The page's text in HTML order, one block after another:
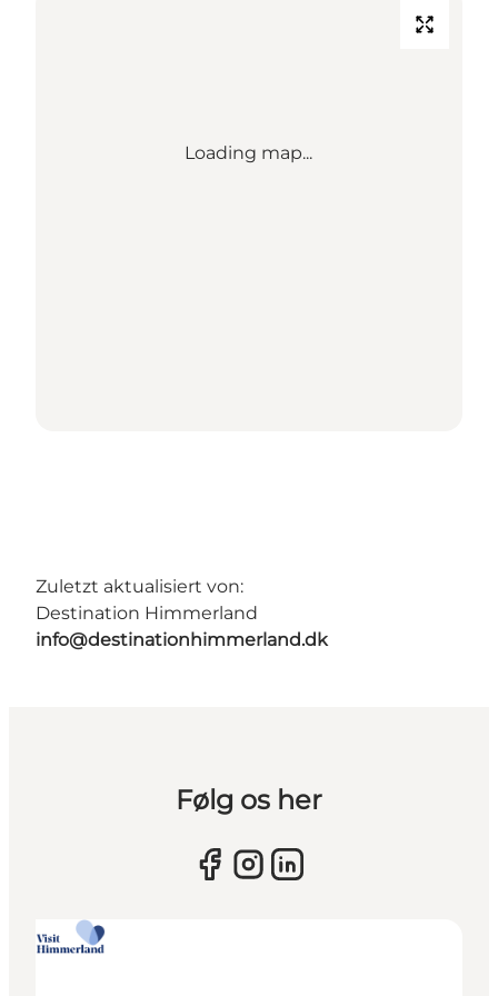
Loading map...
Zuletzt aktualisiert von:
Destination Himmerland
info@destinationhimmerland.dk
Følg os her